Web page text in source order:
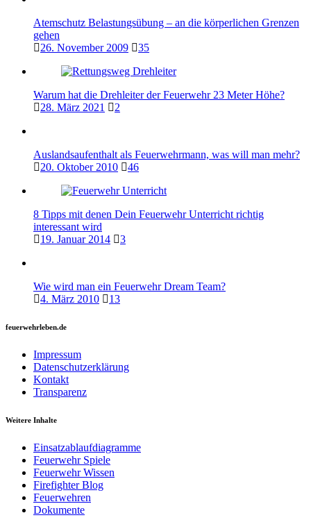
Atemschutz Belastungsübung – an die körperlichen Grenzen
gehen
26. November 2009
35
Warum hat die Drehleiter der Feuerwehr 23 Meter Höhe?
28. März 2021
2
Auslandsaufenthalt als Feuerwehrmann, was will man mehr?
20. Oktober 2010
46
8 Tipps mit denen Dein Feuerwehr Unterricht richtig
interessant wird
19. Januar 2014
3
Wie wird man ein Feuerwehr Dream Team?
4. März 2010
13
feuerwehrleben.de
Impressum
Datenschutzerklärung
Kontakt
Transparenz
Weitere Inhalte
Einsatzablaufdiagramme
Feuerwehr Spiele
Feuerwehr Wissen
Firefighter Blog
Feuerwehren
Dokumente